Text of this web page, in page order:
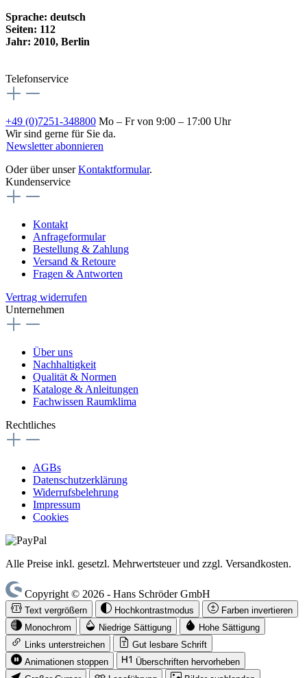
Sprache: deutsch
Seiten: 112
Jahr: 2010, Berlin
Telefonservice
+49 (0)7251-348800 Mo – Fr von 9:00 – 17:00 Uhr
Wir sind gerne für Sie da.
Newsletter abonnieren
Oder über unserKontaktformular.
Kundenservice
Kontakt
Anfrageformular
Bestellung & Zahlung
Versand & Retoure
Fragen & Antworten
Vertrag widerrufen
Unternehmen
Über uns
Nachhaltigkeit
Qualität & Normen
Kataloge & Anleitungen
Fachwissen Raumklima
Rechtliches
AGBs
Datenschutzerklärung
Widerrufsbelehrung
Impressum
Cookies
Alle Preise inkl. gesetzl. Mehrwertsteuer und zzgl. Versandkosten.
Copyright © 2026 - Hans Schröder GmbH
Text vergrößern Hochkontrastmodus
Farben invertieren
Monochrom
Niedrige Sättigung
Hohe Sättigung
Links unterstreichen
Gut lesbare Schrift
Animationen stoppen
Überschriften hervorheben